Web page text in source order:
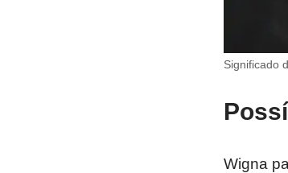
Significado
Wigna